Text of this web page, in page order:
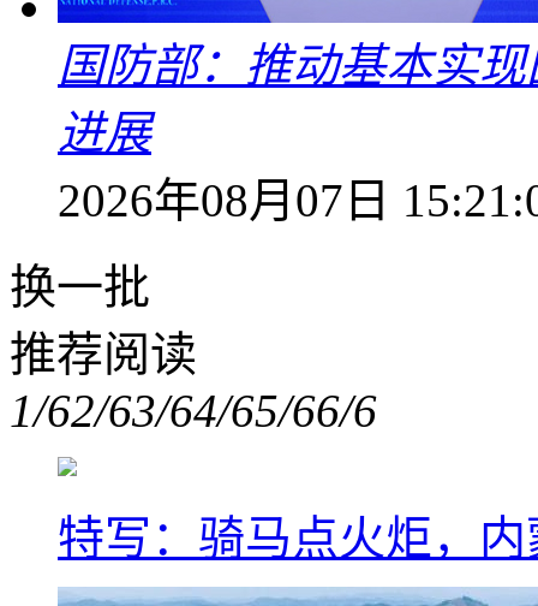
国防部：推动基本实
进展
2026年08月07日
换一批
推荐阅读
1/62/63/64/65/66/6
特写：骑马点火炬，